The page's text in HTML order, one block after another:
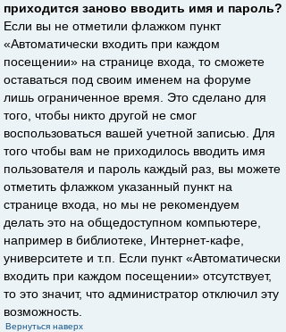
приходится заново вводить имя и пароль?
Если вы не отметили флажком пункт
«Автоматически входить при каждом
посещении» на странице входа, то сможете
оставаться под своим именем на форуме
лишь ограниченное время. Это сделано для
того, чтобы никто другой не смог
воспользоваться вашей учетной записью. Для
того чтобы вам не приходилось вводить имя
пользователя и пароль каждый раз, вы можете
отметить флажком указанный пункт на
странице входа, но мы не рекомендуем
делать это на общедоступном компьютере,
например в библиотеке, Интернет-кафе,
университете и т.п. Если пункт «Автоматически
входить при каждом посещении» отсутствует,
то это значит, что администратор отключил эту
возможность.
Вернуться наверх